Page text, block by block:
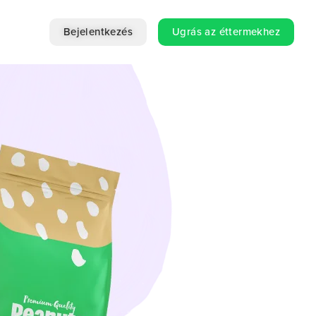
Bejelentkezés Ugrás az éttermekhez